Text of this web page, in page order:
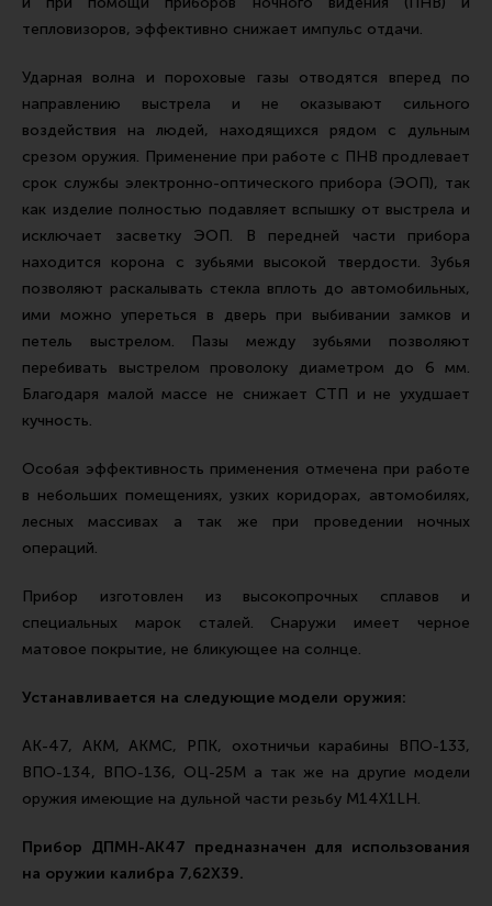
Тактическая медицина
Фонари
Прочее снаряжение
Чистка, уход за оружием и релоадинг
Оружейная химия
Инструменты и другие аксессуары
Шомполы и наборы для чистки
Ершики, вишеры, переходники
Патчи
Релоадинг
Линия Огня Медиа
Новости
Мероприятия
Обзоры
тепловизоров, эффективно снижает импульс отдачи.
Ударная волна и пороховые газы отводятся вперед по
направлению выстрела и не оказывают сильного
воздействия на людей, находящихся рядом с дульным
срезом оружия. Применение при работе с ПНВ продлевает
срок службы электронно-оптического прибора (ЭОП), так
как изделие полностью подавляет вспышку от выстрела и
исключает засветку ЭОП. В передней части прибора
находится корона с зубьями высокой твердости. Зубья
позволяют раскалывать стекла вплоть до автомобильных,
ими можно упереться в дверь при выбивании замков и
петель выстрелом. Пазы между зубьями позволяют
перебивать выстрелом проволоку диаметром до 6 мм.
Благодаря малой массе не снижает СТП и не ухудшает
кучность.
Особая эффективность применения отмечена при работе
в небольших помещениях, узких коридорах, автомобилях,
лесных массивах а так же при проведении ночных
операций.
Прибор изготовлен из высокопрочных сплавов и
специальных марок сталей. Снаружи имеет черное
матовое покрытие, не бликующее на солнце.
Устанавливается на следующие модели оружия:
АК-47, АКМ, АКМС, РПК, охотничьи карабины ВПО-133,
ВПО-134, ВПО-136, ОЦ-25М а так же на другие модели
оружия имеющие на дульной части резьбу М14Х1LH.
Прибор ДПМН-АК47 предназначен для использования
на оружии калибра 7,62Х39.